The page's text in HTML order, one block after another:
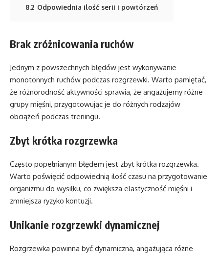
8.2 Odpowiednia ilość serii i powtórzeń
Brak zróżnicowania ruchów
Jednym z powszechnych błędów jest wykonywanie
monotonnych ruchów podczas rozgrzewki. Warto pamiętać,
że różnorodność aktywności sprawia, że angażujemy różne
grupy mięśni, przygotowując je do różnych rodzajów
obciążeń podczas treningu.
Zbyt krótka rozgrzewka
Często popełnianym błędem jest zbyt krótka rozgrzewka.
Warto poświęcić odpowiednią ilość czasu na przygotowanie
organizmu do wysiłku, co zwiększa elastyczność mięśni i
zmniejsza ryzyko kontuzji.
Unikanie rozgrzewki dynamicznej
Rozgrzewka powinna być dynamiczna, angażująca różne